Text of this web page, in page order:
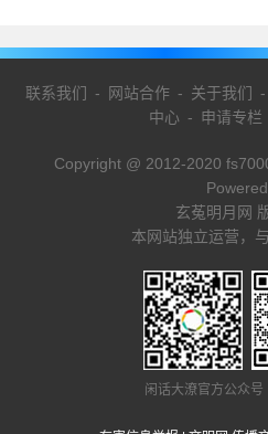
联系我们 - 网站合作- 关于我们 -
中心 - 申请专栏
Copyright @ 2012-2020
玄菟明月网
本网站独立运营，
闲话大潦官方公众